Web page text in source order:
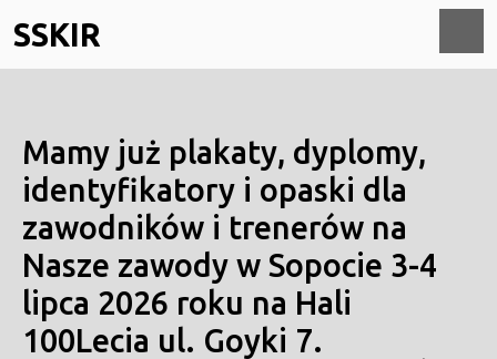
to
content
SSKIR
Mamy już plakaty, dyplomy,
identyfikatory i opaski dla
zawodników i trenerów na
Nasze zawody w Sopocie 3-4
lipca 2026 roku na Hali
100Lecia ul. Goyki 7.